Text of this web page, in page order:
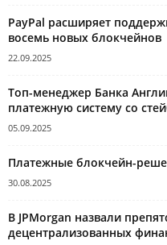
PayPal расширяет
восемь новых блокчейнов
22.09.2025
Топ-менеджер Банка
платежную систему со
05.09.2025
Платежные блокчейн-
30.08.2025
В JPMorgan назвали
децентрализованных